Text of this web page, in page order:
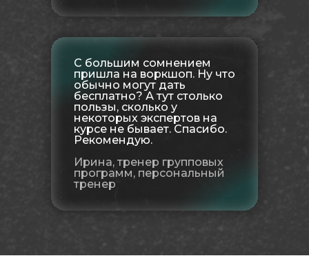
С большим сомнением
пришла на воркшоп. Ну что
обычно могут дать
бесплатно? А тут столько
пользы, сколько у
некоторых экспертов на
курсе не бывает. Спасибо.
Рекомендую.
Ирина, тренер групповых
программ, персональный
тренер